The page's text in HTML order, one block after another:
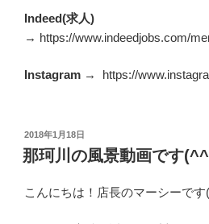
Indeed(求人)
→ https://www.indeedjobs.com/
Instagram → https://
投
稿
日:
2018年1月18日
那珂川の風景動画です
こんにちは！店長のマーシーです